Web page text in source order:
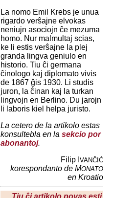
La nomo Emil Krebs je unua
rigardo verŝajne elvokas
neniujn asociojn ĉe mezuma
homo. Nur malmultaj scias,
ke li estis verŝajne la plej
granda lingva geniulo en
historio. Tiu ĉi germana
ĉinologo kaj diplomato vivis
de 1867 ĝis 1930. Li studis
juron, la ĉinan kaj la turkan
lingvojn en Berlino. Du jarojn
li laboris kiel helpa juristo.
La cetero de la artikolo estas
konsultebla en lasekcio por
abonantoj.
Filip IVANČIĆ
korespondanto de MONATO
en Kroatio